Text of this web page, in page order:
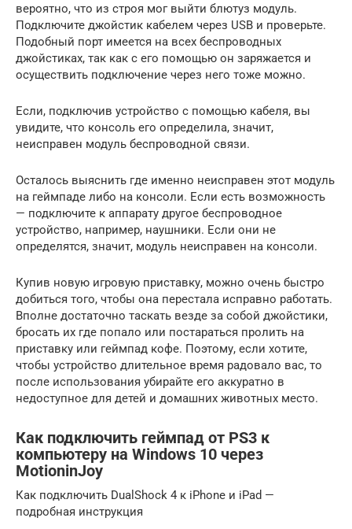
вероятно, что из строя мог выйти блютуз модуль.
Подключите джойстик кабелем через USB и проверьте.
Подобный порт имеется на всех беспроводных
джойстиках, так как с его помощью он заряжается и
осуществить подключение через него тоже можно.
Если, подключив устройство с помощью кабеля, вы
увидите, что консоль его определила, значит,
неисправен модуль беспроводной связи.
Осталось выяснить где именно неисправен этот модуль
на геймпаде либо на консоли. Если есть возможность
— подключите к аппарату другое беспроводное
устройство, например, наушники. Если они не
определятся, значит, модуль неисправен на консоли.
Купив новую игровую приставку, можно очень быстро
добиться того, чтобы она перестала исправно работать.
Вполне достаточно таскать везде за собой джойстики,
бросать их где попало или постараться пролить на
приставку или геймпад кофе. Поэтому, если хотите,
чтобы устройство длительное время радовало вас, то
после использования убирайте его аккуратно в
недоступное для детей и домашних животных место.
Как подключить геймпад от PS3 к
компьютеру на Windows 10 через
MotioninJoy
Как подключить DualShock 4 к iPhone и iPad —
подробная инструкция